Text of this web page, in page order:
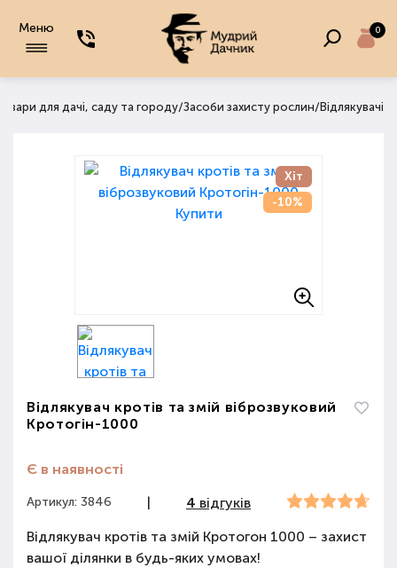
Меню 0
для дачі, саду та городу/Засоби захисту рослин/ Відлякувачі
Хіт
-10%
Відлякувач кротів та змій віброзвуковий
Кротогін-1000
Є в наявності
Артикул: 3846 4 відгуків
Відлякувач кротів та змій Кротогон 1000 – захист
вашої ділянки в будь-яких умовах!